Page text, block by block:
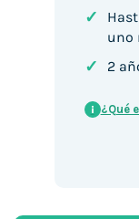
✓
uno
✓ 2
i ¿Qué